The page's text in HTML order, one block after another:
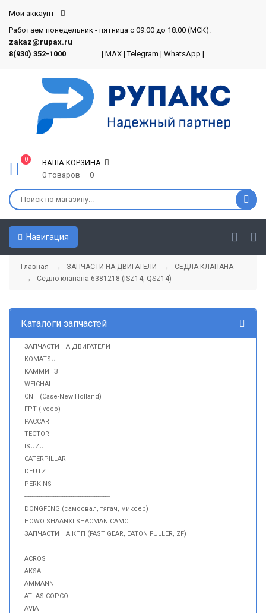
Мой аккаунт
Работаем понедельник - пятница с 09:00 до 18:00 (МСК).
zakaz@rupax.ru
8(930) 352-1000
| MAX |Telegram | WhatsApp |
0
ВАША КОРЗИНА
0 товаров — 0
Навигация
Главная → ЗАПЧАСТИ НА ДВИГАТЕЛИ → СЕДЛА КЛАПАНА
→ Седло клапана 6381218 (ISZ14, QSZ14)
Каталоги запчастей
ЗАПЧАСТИ НА ДВИГАТЕЛИ
KOMATSU
КАММИНЗ
WEICHAI
CNH (Case-New Holland)
FPT (Iveco)
PACCAR
TECTOR
ISUZU
CATERPILLAR
DEUTZ
PERKINS
------------------------------------------------
DONGFENG (самосвал, тягач, миксер)
HOWO SHAANXI SHACMAN CAMC
ЗАПЧАСТИ НА КПП (FAST GEAR, EATON FULLER, ZF)
-----------------------------------------------
ACROS
AKSA
AMMANN
ATLAS COPCO
AVIA